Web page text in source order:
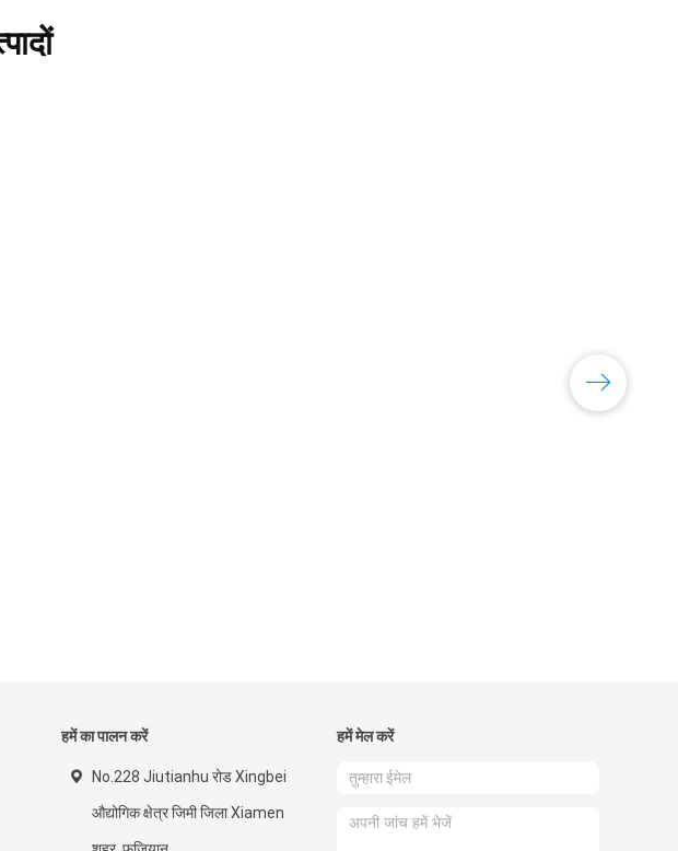
हमें का पालन करें
No.228 Jiutianhu रोड Xingbei
औद्योगिक क्षेत्र जिमी जिला Xiamen
हमें मेल करें